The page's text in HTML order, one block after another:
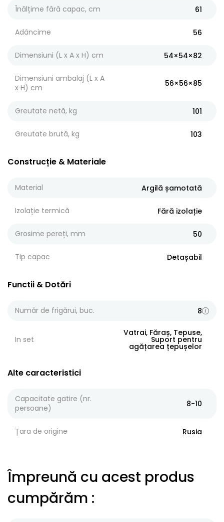
Înălțime fără capac, cm 61
Adâncime 56
Dimensiuni (L x A x H) cm 54×54×82
Dimensiuni ambalaj (L x A
x H) cm
56×56×85
Greutate netă, kg 101
Greutate brută, kg 103
Construcție & Materiale
Material Argilă șamotată
Izolație termică Fără izolație
Grosime pereți, mm 50
Tip capac Detașabil
Functii & Dotări
Număr de frigărui, buc. 8
In set
Vatrai, Făraș, Tepuse,
Suport pentru
agățarea țepușelor
Alte caracteristici
Capacitate gatire (nr.
persoane)
8-10
Țara de origine Rusia
Împreună cu acest produs
cumpărăm :